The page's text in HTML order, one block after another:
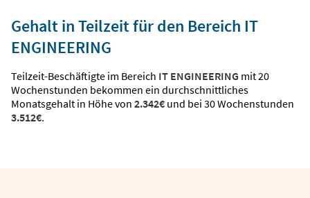
Gehalt in Teilzeit für den Bereich IT
ENGINEERING
Teilzeit-Beschäftigte im Bereich IT ENGINEERING mit 20
Wochenstunden bekommen ein durchschnittliches
Monatsgehalt in Höhe von 2.342€ und bei 30 Wochenstunden
3.512€.